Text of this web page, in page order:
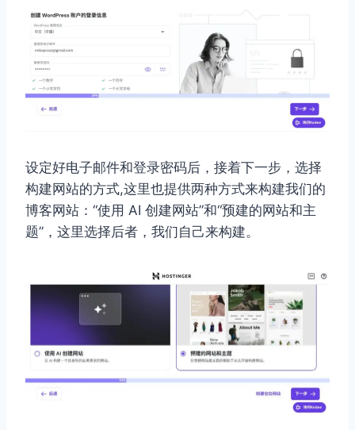
设定好电子邮件和登录密码后，接着下一步，选择
构建网站的方式,这里也提供两种方式来构建我们的
博客网站：“使用 AI 创建网站”和“预建的网站和主
题”，这里选择后者，我们自己来构建。